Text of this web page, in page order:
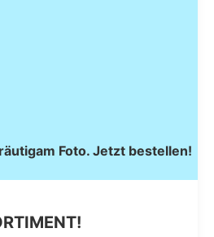
Foto. Jetzt bestellen!